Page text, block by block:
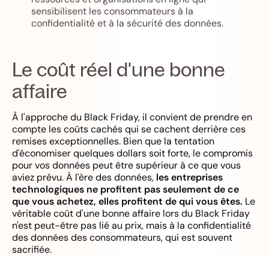
sensibilisent les consommateurs à la
confidentialité et à la sécurité des données.
Le coût réel d'une bonne
affaire
À l'approche du Black Friday, il convient de prendre en
compte les coûts cachés qui se cachent derrière ces
remises exceptionnelles. Bien que la tentation
d'économiser quelques dollars soit forte, le compromis
pour vos données peut être supérieur à ce que vous
aviez prévu. À l'ère des données, les entreprises
technologiques ne profitent pas seulement de ce
que vous achetez, elles profitent de qui vous êtes. Le
véritable coût d'une bonne affaire lors du Black Friday
n'est peut-être pas lié au prix, mais à la confidentialité
des données des consommateurs, qui est souvent
sacrifiée.